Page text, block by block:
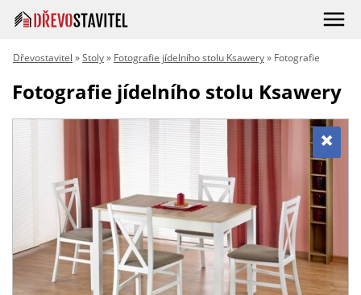
Dřevostavitel »Stoly» Fotografie jídelního stolu Ksawery» Fotografie
Fotografie jídelního stolu Ksawery